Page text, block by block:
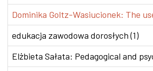
Dominika Goltz-Wasiucionek: The
edukacja zawodowa dorosłych (1)
Elżbieta Sałata: Pedagogical and